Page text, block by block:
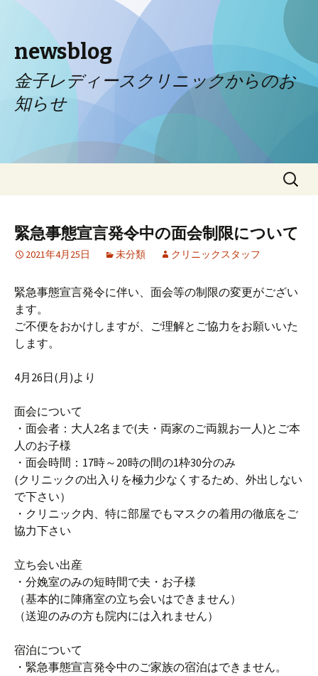
newsblog
金子レディースクリニックからのお
知らせ
検
緊急事態宣言発令中の面会制限について
2021年4月25日 未分類 クリニックスタッフ
緊急事態宣言発令に伴い、面会等の制限の変更がござい
ます。
ご不便をおかけしますが、ご理解とご協力をお願いいた
します。
4月26日(月)より
面会について
・面会者：大人2名まで(夫・両家のご両親お一人)とご本
人のお子様
・面会時間：17時～20時の間の1枠30分のみ
(クリニックの出入りを極力少なくするため、外出しない
で下さい）
・クリニック内、特に部屋でもマスクの着用の徹底をご
協力下さい
立ち会い出産
・分娩室のみの短時間で夫・お子様
（基本的に陣痛室の立ち会いはできません）
（送迎のみの方も院内には入れません）
宿泊について
・緊急事態宣言発令中のご家族の宿泊はできません。